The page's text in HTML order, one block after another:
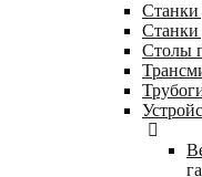
Станки
Станки
Столы